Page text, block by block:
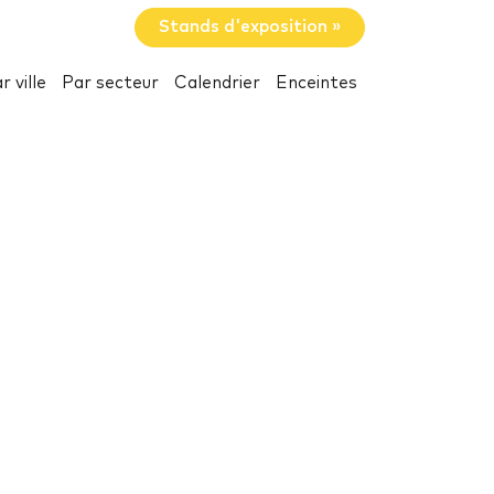
Stands d'exposition »
ville Par secteur Calendrier Enceintes